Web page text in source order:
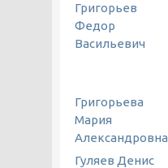
Григорьев
Федор
Васильевич
Григорьева
Мария
Александровна
Гуляев Денис